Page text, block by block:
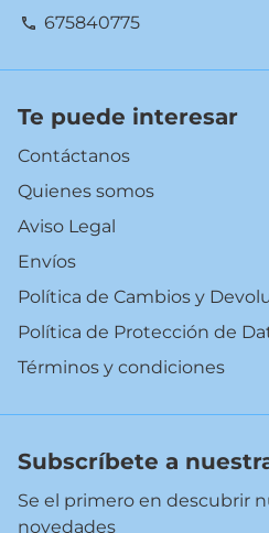
phone 675840775
Te puede interesar
Contáctanos
Quienes somos
Aviso Legal
Envíos
Política de Cambios y
Política de Protección de
Términos y condiciones
Subscríbete a
Se el primero en descubrir
novedades